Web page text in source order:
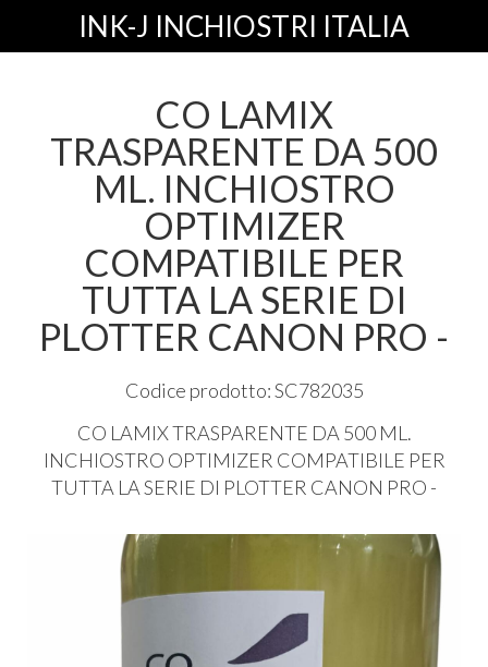
INK-J INCHIOSTRI ITALIA
CO LAMIX
TRASPARENTE DA 500
ML. INCHIOSTRO
OPTIMIZER
COMPATIBILE PER
TUTTA LA SERIE DI
PLOTTER CANON PRO -
Codice prodotto: SC782035
CO LAMIXTRASPARENTE DA 500 ML.
INCHIOSTRO OPTIMIZER COMPATIBILE PER
TUTTA LASERIE DI PLOTTER CANON PRO -